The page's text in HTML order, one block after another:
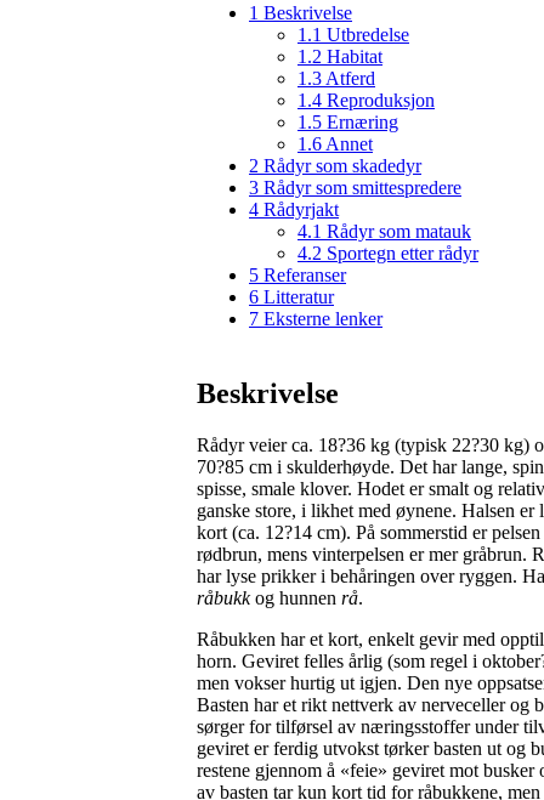
1 Beskrivelse
1.1 Utbredelse
1.2 Habitat
1.3 Atferd
1.4 Reproduksjon
1.5 Ernæring
1.6 Annet
2 Rådyr som skadedyr
3 Rådyr som smittespredere
4 Rådyrjakt
4.1 Rådyr som matauk
4.2 Sportegn etter rådyr
5 Referanser
6 Litteratur
7 Eksterne lenker
Beskrivelse
Rådyr veierca. 18?36 kg (typisk 22?30 kg)
70?85 cm i skulderhøyde. Det har lange,
spisse, smale klover. Hodet er smalt og
ganske store, i likhet med øynene. Halsen er
kort (ca. 12?14 cm). På sommerstid er
rødbrun, mens vinterpelsen er mer gråbrun.
har lyse prikker i behåringen over ryggen.
råbukkog hunnen rå.
Råbukken har et kort, enkelt gevir med
horn. Geviret felles årlig (som regel i
men vokser hurtig ut igjen. Den nye
Basten har et rikt nettverk av nerveceller og
sørger for tilførsel av næringsstoffer under
geviret er ferdig utvokst tørker basten ut og
restene gjennom å «feie» geviret mot
av basten tar kun kort tid for råbukkene, men